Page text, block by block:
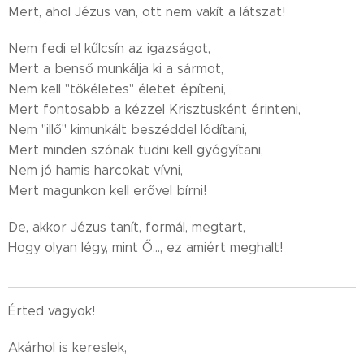
Mert, ahol Jézus van, ott nem vakít a látszat!
Nem fedi el kűlcsín az igazságot,
Mert a benső munkálja ki a sármot,
Nem kell "tökéletes" életet építeni,
Mert fontosabb a kézzel Krisztusként érinteni,
Nem "illő" kimunkált beszéddel lódítani,
Mert minden szónak tudni kell gyógyítani,
Nem jó hamis harcokat vívni,
Mert magunkon kell erővel bírni!
De, akkor Jézus tanít, formál, megtart,
Hogy olyan légy, mint Ő..., ez amiért meghalt!
Érted vagyok!
Akárhol is kereslek,